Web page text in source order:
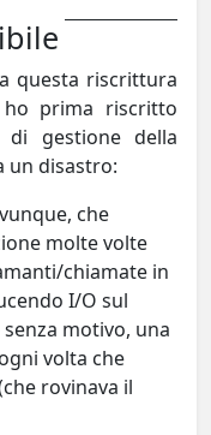
questa riscrittura
prima riscritto
di gestione della
un disastro:
che
molte volte
chiamate in
I/O sul
motivo, una
volta che
rovinava il